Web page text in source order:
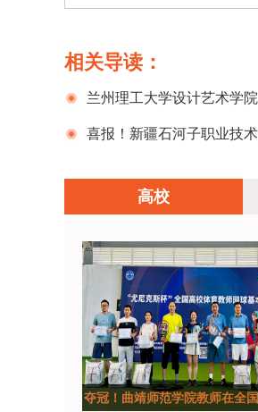
相关导读：
兰州理工大学设计艺术学
师全国高校数字艺术设计大赛
喜报！新疆石河子职业技
高校
夺冠！曲靖师范学院教师在全